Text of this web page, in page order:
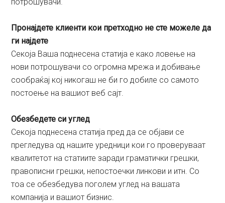
Пронајдете клиенти кои претходно не сте можеле да
ги најдете
Секоја Ваша поднесена статија е како ловење на
нови потрошувачи со огромна мрежа и добивање
сообраќај кој никогаш не би го добиле со самото
постоење на вашиот веб сајт.
Обезбедете си углед
Секоја поднесена статија пред да се објави се
прегледува од нашите уредници кои го проверуваат
квалитетот на статиите заради граматички грешки,
правописни грешки, непостоечки линкови и итн. Со
тоа се обезбедува поголем углед на вашата
компанија и вашиот бизнис.